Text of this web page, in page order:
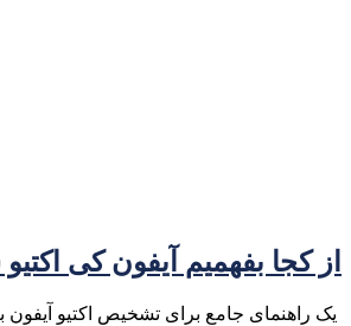
از کجا بفهمیم آیفون کی
یک راهنمای جامع برای تشخیص اکتیو آیفون